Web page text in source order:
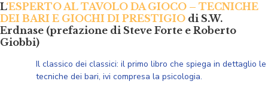
L‘ESPERTO AL TAVOLO DA GIOCO – TECNICHE
DEI BARI E GIOCHI DI PRESTIGIO di S.W.
Erdnase (prefazione di Steve Forte e Roberto
Giobbi)
Il classico dei classici: il primo libro che spiega in dettaglio le
tecniche dei bari, ivi compresa la psicologia.